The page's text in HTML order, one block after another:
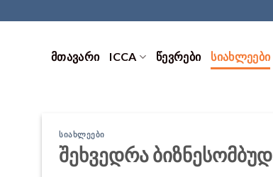
ᲛᲗᲐᲕᲐᲠᲘ ICCA ᲬᲔᲕᲠᲔᲑᲘ ᲡᲘᲐᲮᲚᲔᲔᲑᲘ
ᲡᲘᲐᲮᲚᲔᲔᲑᲘ
შეხვედრა